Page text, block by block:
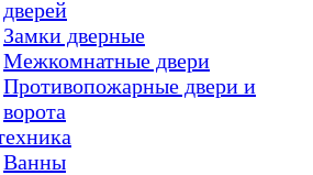
дверей
Замки дверные
Межкомнатные двери
Противопожарные двери и
ворота
Ванны